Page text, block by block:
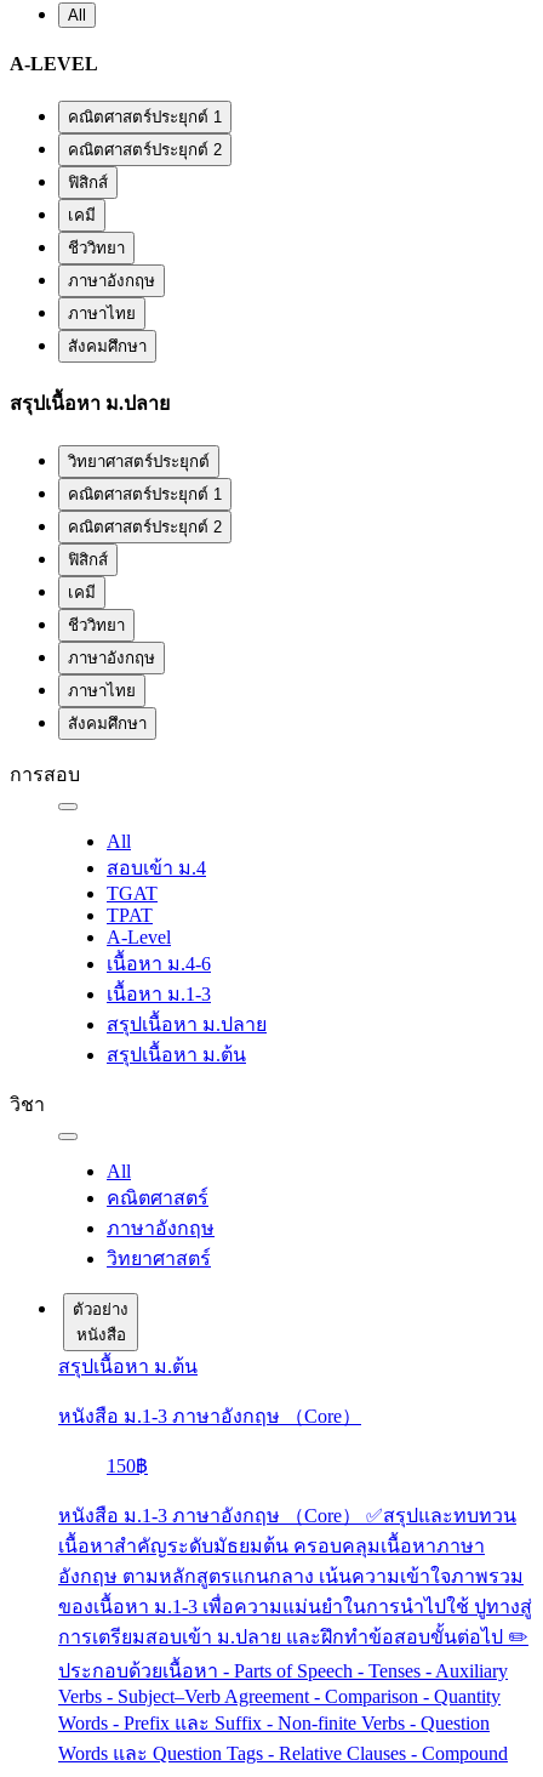
All
A-LEVEL
คณิตศาสตร์ประยุกต์ 1
คณิตศาสตร์ประยุกต์ 2
ฟิสิกส์
เคมี
ชีววิทยา
ภาษาอังกฤษ
ภาษาไทย
สังคมศึกษา
สรุปเนื้อหา ม.ปลาย
วิทยาศาสตร์ประยุกต์
คณิตศาสตร์ประยุกต์ 1
คณิตศาสตร์ประยุกต์ 2
ฟิสิกส์
เคมี
ชีววิทยา
ภาษาอังกฤษ
ภาษาไทย
สังคมศึกษา
การสอบ
All
สอบเข้า ม.4
TGAT
TPAT
A-Level
เนื้อหา ม.4-6
เนื้อหา ม.1-3
สรุปเนื้อหา ม.ปลาย
สรุปเนื้อหา ม.ต้น
วิชา
All
คณิตศาสตร์
ภาษาอังกฤษ
วิทยาศาสตร์
ตัวอย่าง
หนังสือ
สรุปเนื้อหา ม.ต้น
หนังสือ ม.1-3 ภาษาอังกฤษ （Core）
150฿
หนังสือ ม.1-3 ภาษาอังกฤษ （Core） ✅สรุปและทบทวน
เนื้อหาสำคัญระดับมัธยมต้น ครอบคลุมเนื้อหาภาษา
อังกฤษ ตามหลักสูตรแกนกลาง เน้นความเข้าใจภาพรวม
ของเนื้อหา ม.1-3 เพื่อความแม่นยำในการนำไปใช้ ปูทางสู่
การเตรียมสอบเข้า ม.ปลาย และฝึกทำข้อสอบขั้นต่อไป ✏️
ประกอบด้วยเนื้อหา - Parts of Speech - Tenses - Auxiliary
Verbs - Subject–Verb Agreement - Comparison - Quantity
Words - Prefix และ Suffix - Non-finite Verbs - Question
Words และ Question Tags - Relative Clauses - Compound